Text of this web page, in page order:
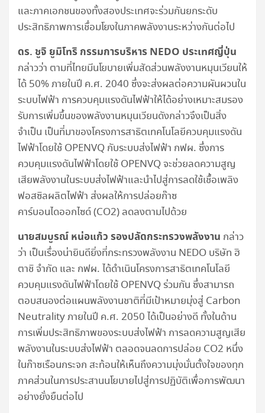
และภาคเอกชนของทั้งสองประเทศจะร่วมกันยกระดับ
ประสิทธิภาพการเชื่อมโยงในภาคพลังงานระหว่างกันต่อไป
ดร. ชูจิ ยูมิโทริ กรรมการบริหารNEDO ประเทศญี่ปุ่น
กล่าวว่า ตามที่ไทยมีนโยบายเพิ่มสัดส่วนพลังงานหมุนเวียนให้
ได้ 50% ภายในปี ค.ศ. 2040 ซึ่งจะส่งผลต่อความผันผวนใน
ระบบไฟฟ้า การควบคุมแรงดันไฟฟ้าให้ได้อย่างเหมาะสมรอง
รับการเพิ่มขึ้นของพลังงานหมุนเวียนดังกล่าวจึงเป็นสิ่ง
จำเป็น เป็นที่มาของโครงการสาธิตเทคโนโลยีควบคุมแรงดัน
ไฟฟ้าโดยใช้ OPENVQ กับระบบส่งไฟฟ้า กฟผ. ซึ่งการ
ควบคุมแรงดันไฟฟ้าโดยใช้ OPENVQ จะช่วยลดความสูญ
เสียพลังงานในระบบส่งไฟฟ้าและนำไปสู่การลดใช้เชื้อเพลิง
ฟอสซิลผลิตไฟฟ้า ส่งผลให้การปล่อยก๊าซ
คาร์บอนไดออกไซด์ (CO2) ลดลงตามไปด้วย
นายสมบูรณ์ หน่อแก้ว รองปลัดกระทรวงพลังงาน กล่าว
ว่า เป็นเรื่องน่ายินดียิ่งที่กระทรวงพลังงาน NEDO บริษัท ฮิ
ตาชิ จำกัด และ กฟผ. ได้ดำเนินโครงการสาธิตเทคโนโลยี
ควบคุมแรงดันไฟฟ้าโดยใช้ OPENVQ ร่วมกัน ซึ่งสามารถ
ตอบสนองต่อแผนพลังงานชาติที่มีเป้าหมายมุ่งสู่ Carbon
Neutrality ภายในปี ค.ศ. 2050 ได้เป็นอย่างดี ทั้งในด้าน
การเพิ่มประสิทธิภาพของระบบส่งไฟฟ้า การลดความสูญเสีย
พลังงานในระบบส่งไฟฟ้า ตลอดจนลดการปล่อย CO2 หนึ่ง
ในก๊าซเรือนกระจก สะท้อนให้เห็นถึงความมุ่งมั่นตั้งใจของทุก
ภาคส่วนในการประสานนโยบายไปสู่การปฏิบัติเพื่อการพัฒนา
อย่างยั่งยืนต่อไป